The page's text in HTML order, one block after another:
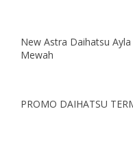
New Astra Daihatsu
Mewah
PROMO DAIHATSU